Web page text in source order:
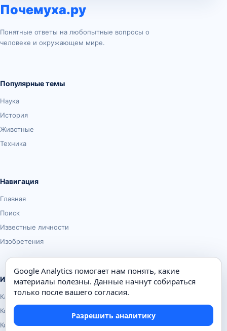
Почемуха.ру
Понятные ответы на любопытные вопросы о
человеке и окружающем мире.
Популярные темы
Наука
История
Животные
Техника
Навигация
Главная
Поиск
Известные личности
Изобретения
Информация
Карта сайта
Контакты
Конфиденциальность
Google Analytics помогает нам понять, какие
материалы полезны. Данные начнут собираться
только после вашего согласия.
Разрешить аналитику